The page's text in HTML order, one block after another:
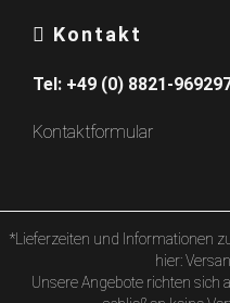
Kontakt
Tel: +49 (0) 8821-
Kontaktformular
*Lieferzeiten und Informationen
hier:
Unsere Angebote richten sich